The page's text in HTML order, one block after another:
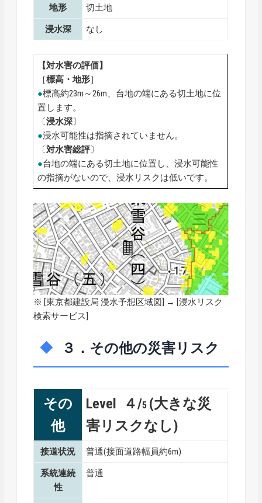
地形 切土地
浸水深 なし
【対水害の評価】
［標高・地形］
●標高約23m～26m、台地の端にある切土地に位
置します。
〔浸水深〕
●浸水可能性は指摘されていません。
〔対水害総評〕
●台地の端にある切土地に位置し、浸水可能性
の指摘がないので、浸水リスクは低いです。
※ [東京都建設局 浸水予想区域図] → [浸水リスク
検索サービス]
３．その他の災害リスク
その
他
Level ４/5 (大きな災
害リスクなし)
接道状況 普通(接面道路幅員約6m)
系統連続
性
普通